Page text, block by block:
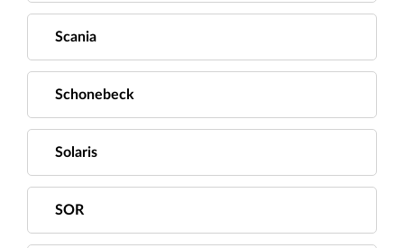
Scania
Schonebeck
Solaris
SOR